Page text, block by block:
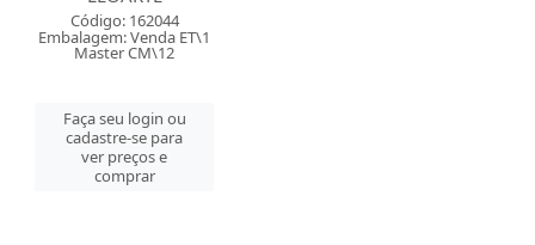
Código: 162044
Embalagem: Venda ET\1
Master CM\12
Faça seu login ou
cadastre-se para
ver preços e
comprar